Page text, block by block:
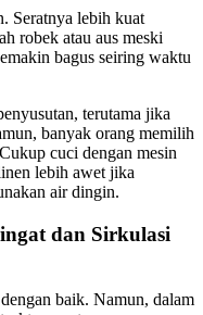
Seratnya lebih kuat
robek atau aus meski
bagus seiring waktu
terutama jika
banyak orang memilih
cuci dengan mesin
lebih awet jika
air dingin.
dan Sirkulasi
baik. Namun, dalam